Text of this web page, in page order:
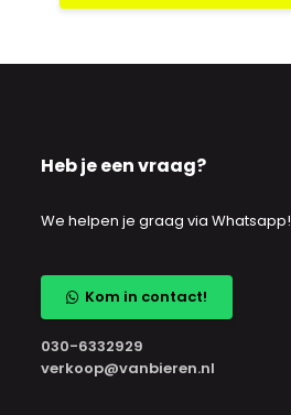
Heb je een vraag?
We helpen je graag via Whatsapp!
Kom in contact!
030-6332929
verkoop@vanbieren.nl